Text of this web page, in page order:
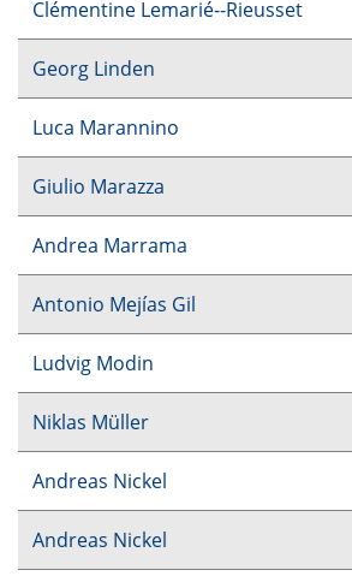
Clémentine Lemarié--Rieusset
Georg Linden
Luca Marannino
Giulio Marazza
Andrea Marrama
Antonio Mejías Gil
Ludvig Modin
Niklas Müller
Andreas Nickel
Andreas Nickel